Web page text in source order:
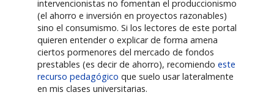
intervencionistas no fomentan el produccionismo
(el ahorro e inversión en proyectos razonables)
sino el consumismo. Si los lectores de este portal
quieren entender o explicar de forma amena
ciertos pormenores del mercado de fondos
prestables (es decir de ahorro), recomiendoeste
recurso pedagógico que suelo usar lateralmente
en mis clases universitarias.